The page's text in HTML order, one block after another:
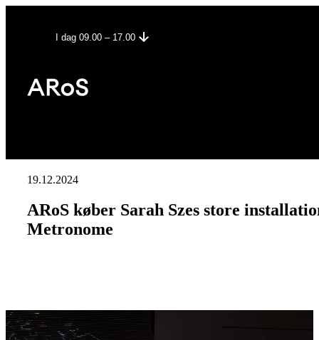
I dag 09.00 – 17.00
19.12.2024
ARoS køber Sarah Szes store
Metronome